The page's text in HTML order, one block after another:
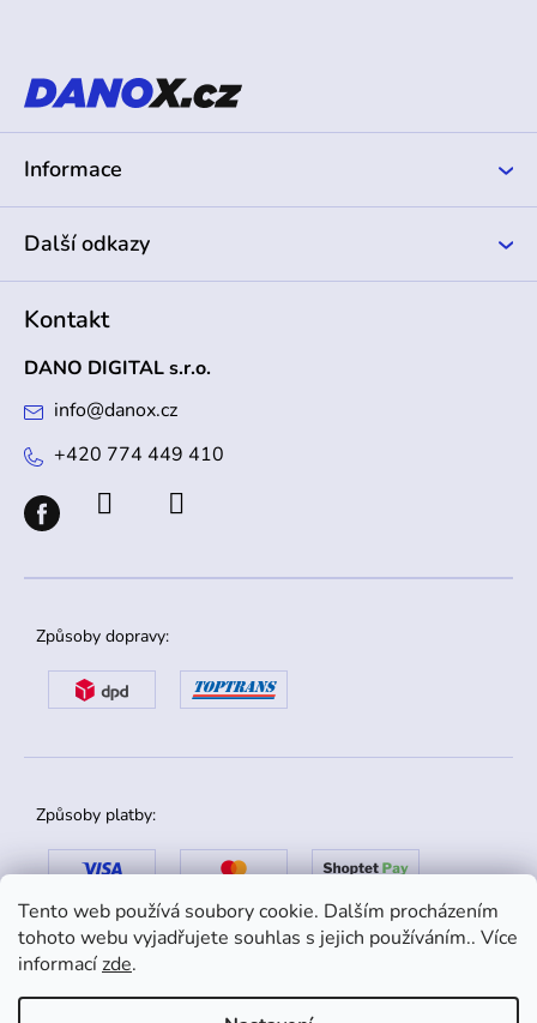
Tento web používá soubory cookie. Dalším procházením
tohoto webu vyjadřujete souhlas s jejich používáním.. Více
informacízde.
t
Informace
Další odkazy
Kontakt
DANO DIGITAL s.r.o.
info@danox.cz
+420 774 449 410
Způsoby dopravy:
Způsoby platby: